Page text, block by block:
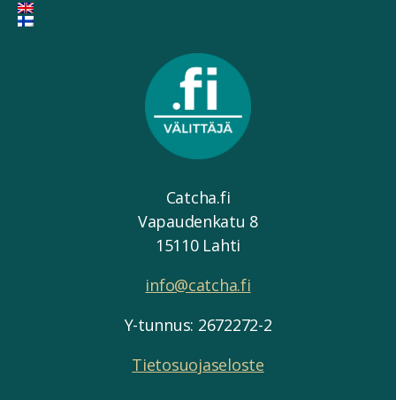
Catcha.fi
Vapaudenkatu 8
15110 Lahti
info@catcha.fi
Y-tunnus: 2672272-2
Tietosuojaseloste